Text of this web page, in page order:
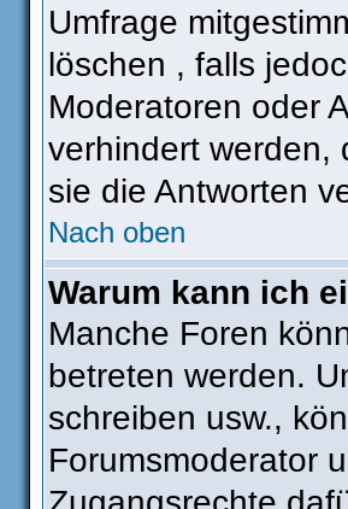
Umfrage
löschen , falls
Moderatoren oder
verhindert werden,
sie die Antworten
Nach oben
Warum kann ich
Manche Foren
betreten werden.
schreiben usw.,
Forumsmoderator